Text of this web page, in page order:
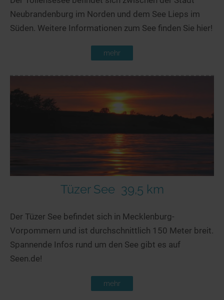
Neubrandenburg im Norden und dem See Lieps im
Süden. Weitere Informationen zum See finden Sie hier!
mehr
Tüzer See 39,5 km
Der Tüzer See befindet sich in Mecklenburg-
Vorpommern und ist durchschnittlich 150 Meter breit.
Spannende Infos rund um den See gibt es auf
Seen.de!
mehr